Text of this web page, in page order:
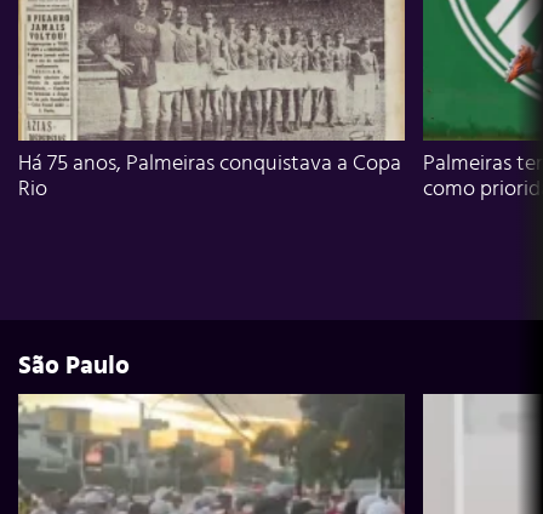
Há 75 anos, Palmeiras conquistava a Copa
Rio
Palmeiras
como
São Paulo